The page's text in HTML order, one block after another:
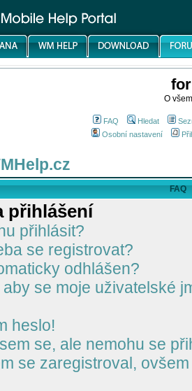
O
FAQ Hledat
Osobní nastavení
FAQ
přihlášení
přihlásit?
se registrovat?
odhlášen?
se moje uživatelské
heslo!
se, ale nemohu se
se zaregistroval,